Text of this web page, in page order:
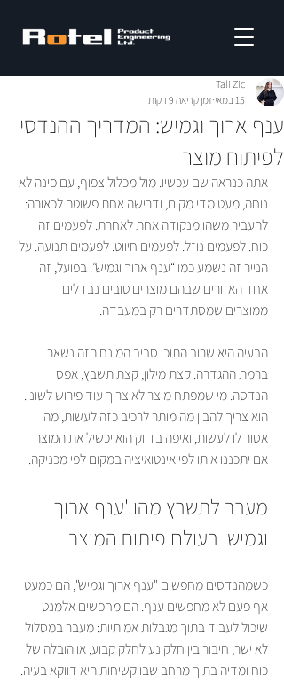
ענף ארוך וגמיש: המדריך ההנדסי
לפיתוח מוצר
Tali Zic
15 במאי
זמן קריאה 9 דקות
אתה כנראה שם עכשיו. מול מכלול צפוף, עם פינה לא
נוחה, מעט מדי מקום, ודרישה אחת פשוטה לכאורה:
להעביר משהו מנקודה אחת לאחרת. לפעמים זה
כוח. לפעמים נוזל. לפעמים חיווט. לפעמים תנועה. על
הנייר זה נשמע כמו “ענף ארוך וגמיש”. בפועל, זה
אחד האזורים שבהם מוצרים טובים נבדלים
ממוצרים שמסתדרים רק במעבדה.
הבעיה היא שרוב התוכן סביב המונח הזה נשאר
ברמת ההגדרה. קצת מילון, קצת תשבץ, אפס
הנדסה. מי שמפתח מוצר לא צריך עוד פירוש לשוני.
הוא צריך להבין מה מותר לרכיב כזה לעשות, מה
אסור לו לעשות, ואיפה בדיוק הוא יכשיל את המוצר
אם יתכננו אותו לפי אינטואיציה במקום לפי מכניקה.
מעבר לתשבץ מהו 'ענף ארוך
וגמיש' בעולם פיתוח המוצר
כשמהנדסים מחפשים "ענף ארוך וגמיש", הם כמעט
אף פעם לא מחפשים ענף. הם מחפשים אלמנט
שיכול לעבוד בתוך מגבלות אמיתיות: מעבר במסלול
לא ישר, חיבור בין חלק נע לחלק קבוע, או הובלה של
כוח ומדיה בתוך מרחב שבו קשיחות היא דווקא בעיה.